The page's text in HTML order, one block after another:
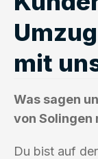
mit
Was sagen
von Solingen
Du bist auf